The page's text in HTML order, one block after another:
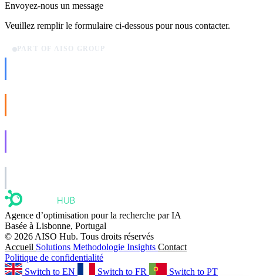
Envoyez-nous un message
Veuillez remplir le formulaire ci-dessous pour nous contacter.
PART OF AISO GROUP
Agence d’optimisation pour la recherche par IA
Basée à Lisbonne, Portugal
© 2026 AISO Hub. Tous droits réservés
Accueil Solutions Methodologie Insights Contact
Politique de confidentialité
Switch to EN
Switch to FR Switch to PT